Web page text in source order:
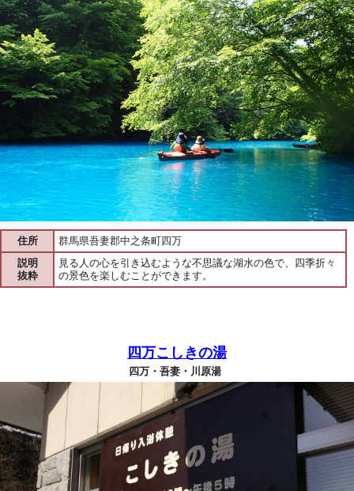
住所
群馬県吾妻郡中之条町四万
説明
抜粋
見る人の心を引き込むような不思議な湖水の色で、四季折々
の景色を楽しむことができます。
四万こしきの湯
四万・吾妻・川原湯